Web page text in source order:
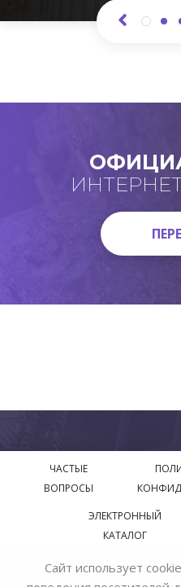
ЧАСТЫЕ
ВОПРОСЫ
ЭЛЕКТРОННЫЙ
КАТАЛОГ
© 2018—2026 Официальный
Сайт использует